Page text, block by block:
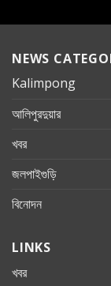
NEWS
Kalimpong
আলিপুরদুয়ার
খবর
জলপাইগুড়ি
বিনোদন
LINKS
খবর